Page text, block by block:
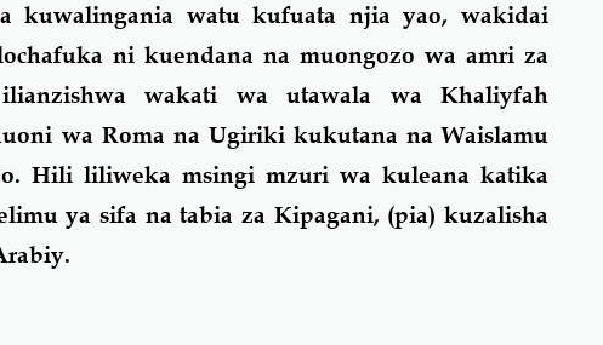
kuwalingania watu kufuata njia yao, wakidai
ni kuendana na muongozo wa amri za
wakati wa utawala wa Khaliyfah
wa Roma na Ugiriki kukutana na Waislamu
Hili liliweka msingi mzuri wa kuleana katika
ya sifa na tabia za Kipagani, (pia) kuzalisha